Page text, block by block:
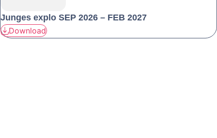
Junges explo SEP 2026 – FEB 2027
Download